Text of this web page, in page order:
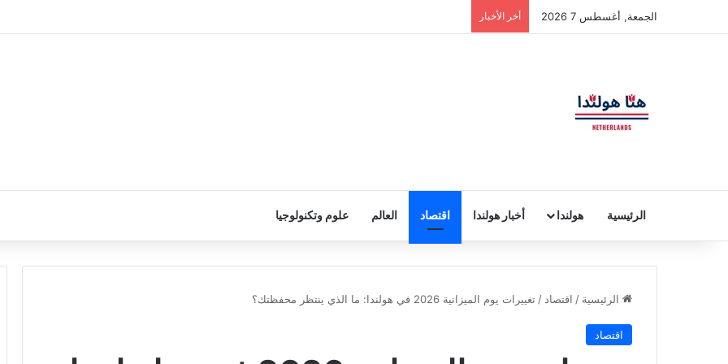
الجمعة, أغسطس 7 2026 أخر الأخبار
الرئيسية هولندا أخبار هولندا اقتصاد العالم علوم وتكنولوجيا
الرئيسية / اقتصاد / تغييرات يوم الميزانية 2026 في هولندا: ما الذي ينتظر محفظتك؟
اقتصاد